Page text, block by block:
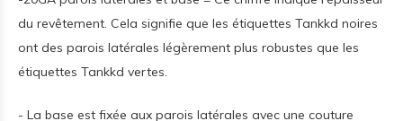
du revêtement. Cela signifie que les étiquettes Tankkd noires
ont des parois latérales légèrement plus robustes que les
étiquettes Tankkd vertes.
- La base est fixée aux parois latérales avec une couture